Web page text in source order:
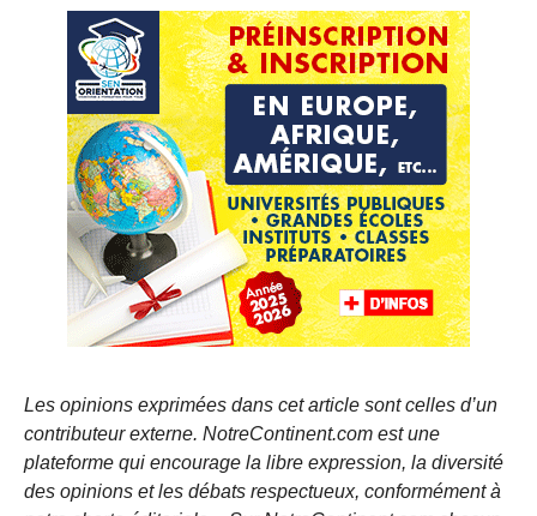
Les opinions exprimées dans cet article sont celles d’un
contributeur externe. NotreContinent.com est une
plateforme qui encourage la libre expression, la diversité
des opinions et les débats respectueux, conformément à